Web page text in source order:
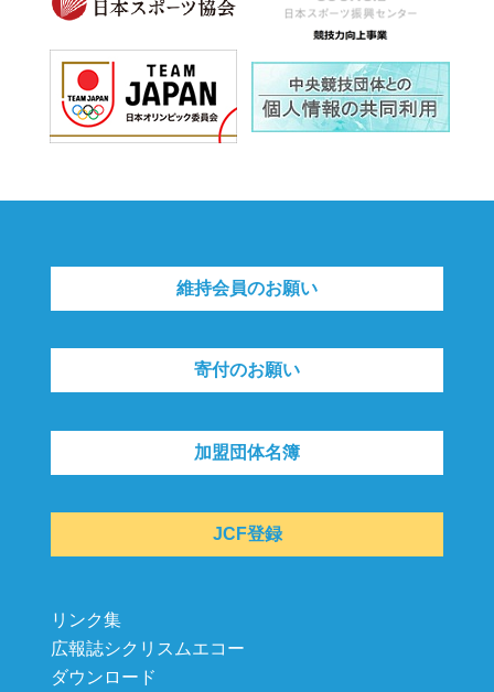
維持会員のお願い
寄付のお願い
加盟団体名簿
JCF登録
リンク集
広報誌シクリスムエコー
ダウンロード